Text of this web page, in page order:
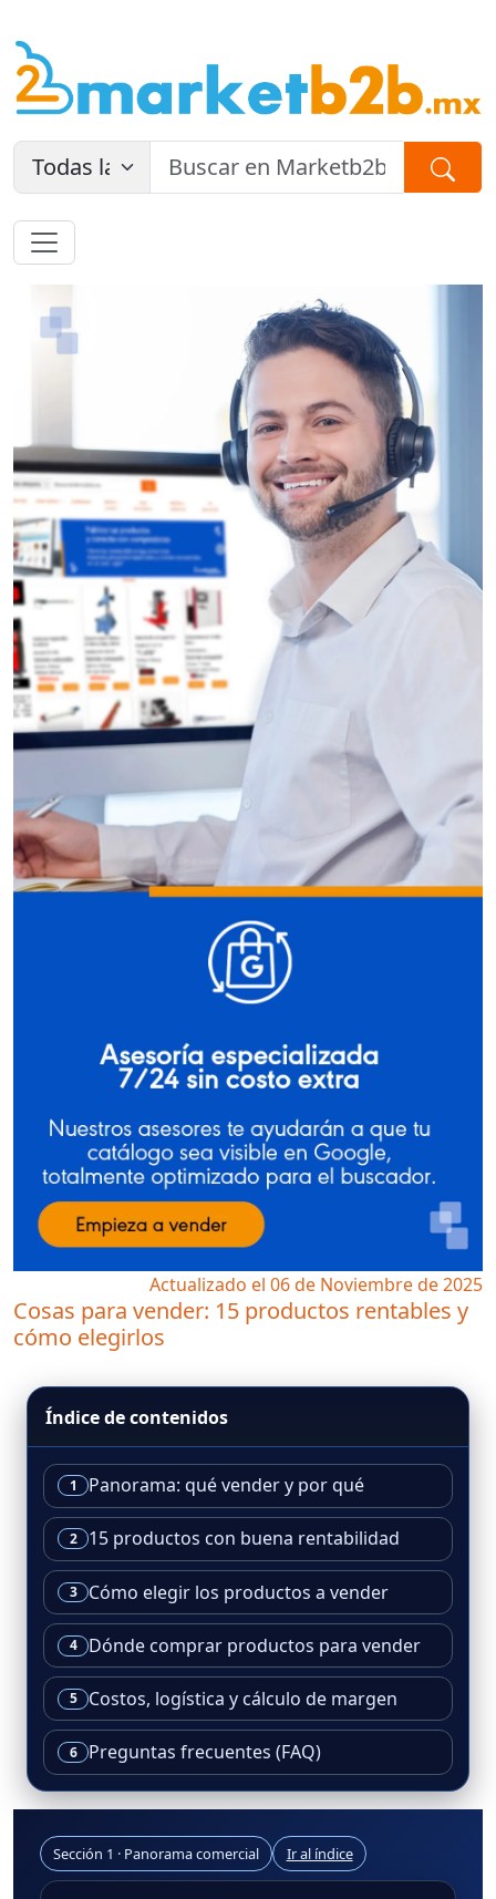
Actualizado el 06 de Noviembre de 2025
Cosas para vender: 15 productos rentables y
cómo elegirlos
Índice de contenidos
1 Panorama: qué vender y por qué
2 15 productos con buena rentabilidad
3 Cómo elegir los productos a vender
4 Dónde comprar productos para vender
5 Costos, logística y cálculo de margen
6 Preguntas frecuentes (FAQ)
Sección 1 · Panorama comercial Ir al índice